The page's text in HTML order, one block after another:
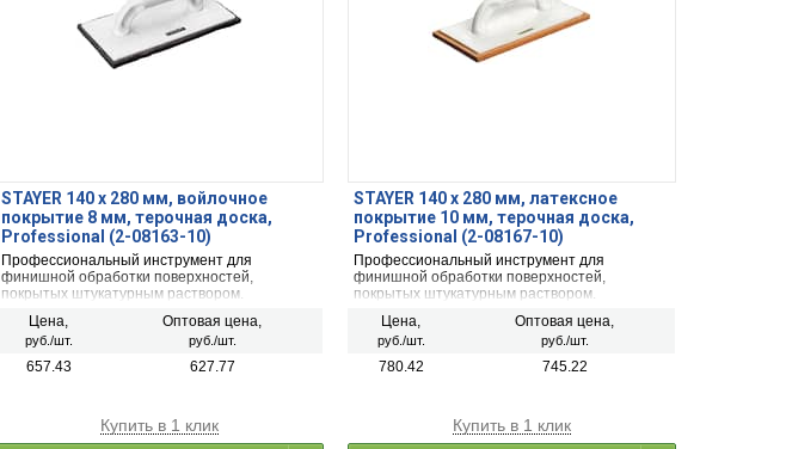
STAYER 140 x 280 мм, войлочное
покрытие 8 мм, терочная доска,
Professional (2-08163-10)
Профессиональный инструмент для
финишной обработки поверхностей,
покрытых штукатурным раствором.
обладает повышенной износостойкостью к
истиранию, а войлочное покрытие
обеспечивает равномерное нанесение и не
Цена,
руб./шт.
Оптовая цена,
руб./шт.
657.43 627.77
Купить в 1 клик
STAYER 140 x 280 мм, латексное
покрытие 10 мм, терочная доска,
Professional (2-08167-10)
Профессиональный инструмент для
финишной обработки поверхностей,
покрытых штукатурным раствором.
обладает повышенной износостойкостью к
истиранию, а латексное покрытие
обеспечивает равномерное нанесение и не
Цена,
руб./шт.
Оптовая цена,
руб./шт.
780.42 745.22
Купить в 1 клик